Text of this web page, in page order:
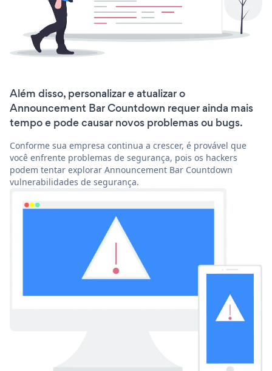
Além disso, personalizar e atualizar o
Announcement Bar Countdown requer ainda mais
tempo e pode causar novos problemas ou bugs.
Conforme sua empresa continua a crescer, é provável que
você enfrente problemas de segurança, pois os hackers
podem tentar explorar Announcement Bar Countdown
vulnerabilidades de segurança.